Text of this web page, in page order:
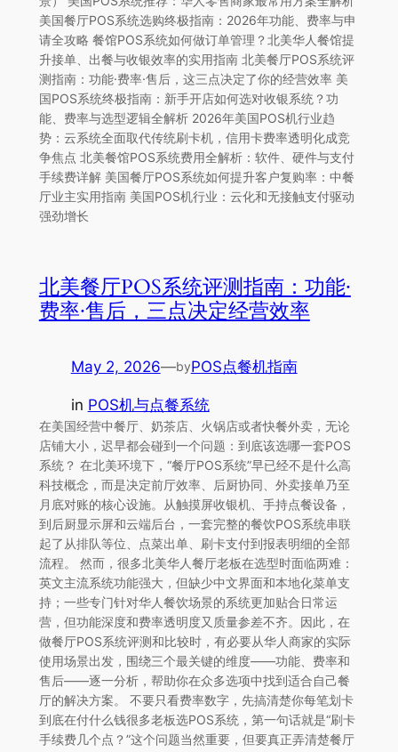
美国餐厅POS系统选购终极指南：2026年功能、费率与申
请全攻略 餐馆POS系统如何做订单管理？北美华人餐馆提
升接单、出餐与收银效率的实用指南 北美餐厅POS系统评
测指南：功能·费率·售后，这三点决定了你的经营效率 美
国POS系统终极指南：新手开店如何选对收银系统？功
能、费率与选型逻辑全解析 2026年美国POS机行业趋
势：云系统全面取代传统刷卡机，信用卡费率透明化成竞
争焦点 北美餐馆POS系统费用全解析：软件、硬件与支付
手续费详解 美国餐厅POS系统如何提升客户复购率：中餐
厅业主实用指南 美国POS机行业：云化和无接触支付驱动
强劲增长
北美餐厅POS系统评测指南：功能·
费率·售后，三点决定经营效率
May 2, 2026—byPOS点餐机指南
in POS机与点餐系统
在美国经营中餐厅、奶茶店、火锅店或者快餐外卖，无论
店铺大小，迟早都会碰到一个问题：到底该选哪一套POS
系统？ 在北美环境下，“餐厅POS系统”早已经不是什么高
科技概念，而是决定前厅效率、后厨协同、外卖接单乃至
月底对账的核心设施。从触摸屏收银机、手持点餐设备，
到后厨显示屏和云端后台，一套完整的餐饮POS系统串联
起了从排队等位、点菜出单、刷卡支付到报表明细的全部
流程。 然而，很多北美华人餐厅老板在选型时面临两难：
英文主流系统功能强大，但缺少中文界面和本地化菜单支
持；一些专门针对华人餐饮场景的系统更加贴合日常运
营，但功能深度和费率透明度又质量参差不齐。因此，在
做餐厅POS系统评测和比较时，有必要从华人商家的实际
使用场景出发，围绕三个最关键的维度——功能、费率和
售后——逐一分析，帮助你在众多选项中找到适合自己餐
厅的解决方案。 不要只看费率数字，先搞清楚你每笔划卡
到底在付什么钱很多老板选POS系统，第一句话就是“刷卡
手续费几个点？”这个问题当然重要，但要真正弄清楚餐厅